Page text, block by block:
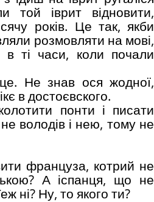
той іврит відновити,
років. Це так, якби
розмовляти на мові,
в ті часи, коли почали
Не знав ося жодної,
в достоєвского.
понти і писати
володів і нею, тому не
француза, котрий не
А іспанця, що не
ні? Ну, то якого ти?